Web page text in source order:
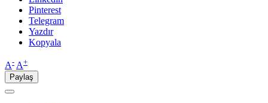
Pinterest
Telegram
Yazdır
Kopyala
A- A+
Paylaş